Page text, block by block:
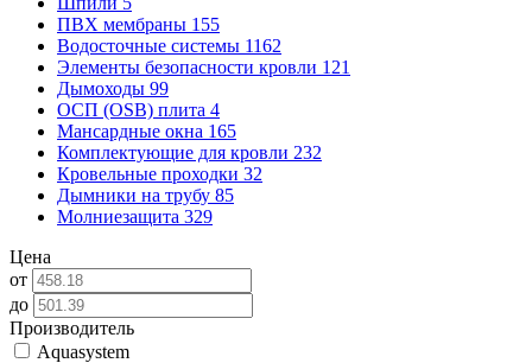
ПВХ мембраны 155
Водосточные системы 1162
Элементы безопасности кровли 121
Дымоходы 99
ОСП (OSB) плита 4
Мансардные окна 165
Комплектующие для кровли 232
Кровельные проходки 32
Дымники на трубу 85
Молниезащита 329
Цена
от
до
Производитель
Aquasystem